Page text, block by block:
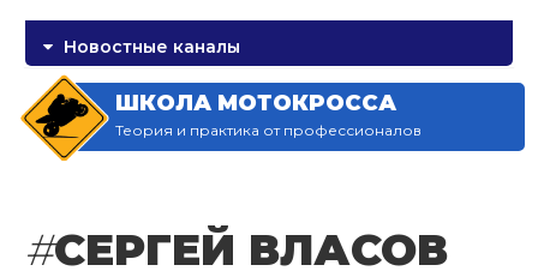
Новостные каналы
ШКОЛА МОТОКРОССА
Теория и практика от профессионалов
#СЕРГЕЙ ВЛАСОВ